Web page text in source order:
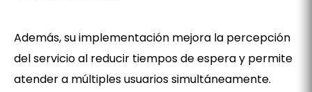
Además, su implementación mejora la percepción
del servicio al reducir tiempos de espera y permite
atender a múltiples usuarios simultáneamente.